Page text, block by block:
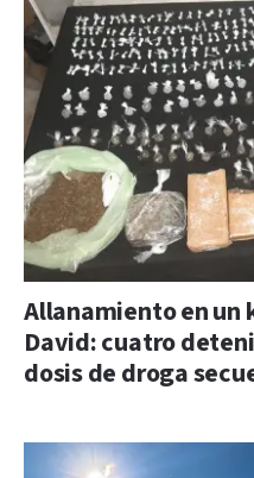
Allanamiento en un
David: cuatro
dosis de droga